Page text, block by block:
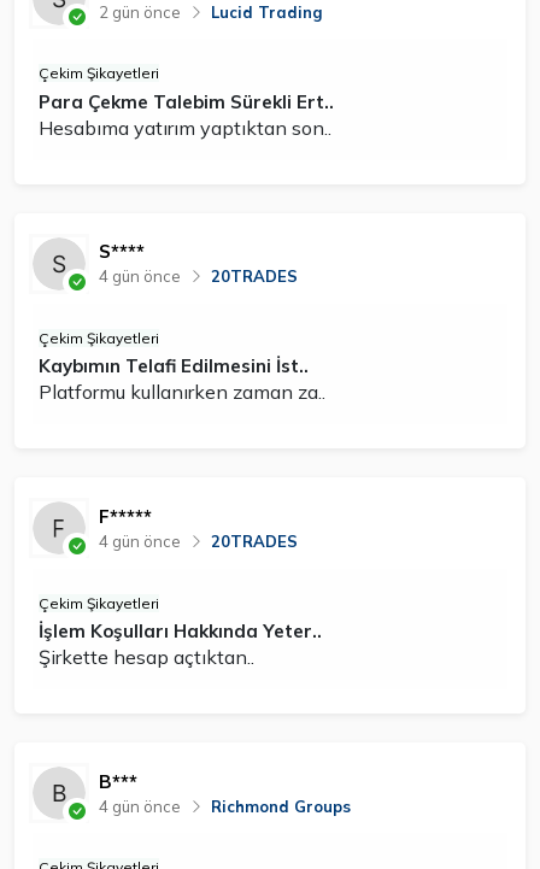
2 gün önce Lucid Trading
Çekim Şikayetleri
Para Çekme Talebim Sürekli Ert..
Hesabıma yatırım yaptıktan son..
S****
4 gün önce 20TRADES
Çekim Şikayetleri
Kaybımın Telafi Edilmesini İst..
Platformu kullanırken zaman za..
F*****
4 gün önce 20TRADES
Çekim Şikayetleri
İşlem Koşulları Hakkında Yeter..
Şirkette hesap açtıktan..
B***
4 gün önce Richmond Groups